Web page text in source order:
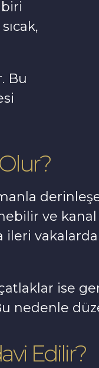
Bu
ve
ise
nedenle
Edilir?